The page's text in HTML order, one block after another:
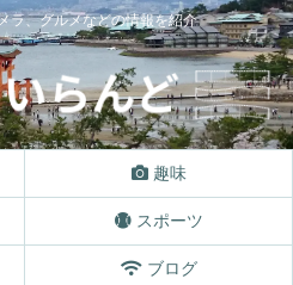
ラ、グルメなどの情報を紹介
趣味
スポーツ
ブログ